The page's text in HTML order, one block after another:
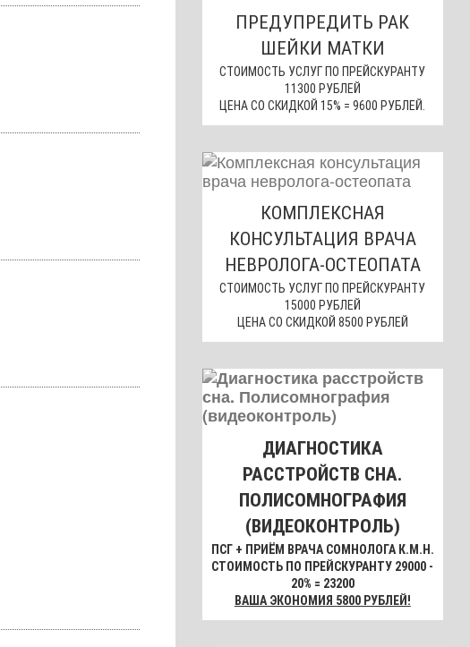
ПРЕДУПРЕДИТЬ РАК
ШЕЙКИ МАТКИ
СТОИМОСТЬ УСЛУГ ПО ПРЕЙСКУРАНТУ
11300 РУБЛЕЙ
ЦЕНА СО СКИДКОЙ 15% = 9600 РУБЛЕЙ.
КОМПЛЕКСНАЯ
КОНСУЛЬТАЦИЯ ВРАЧА
НЕВРОЛОГА-ОСТЕОПАТА
СТОИМОСТЬ УСЛУГ ПО ПРЕЙСКУРАНТУ
15000 РУБЛЕЙ
ЦЕНА СО СКИДКОЙ 8500 РУБЛЕЙ
ДИАГНОСТИКА
РАССТРОЙСТВ СНА.
ПОЛИСОМНОГРАФИЯ
(ВИДЕОКОНТРОЛЬ)
ПСГ + ПРИЁМ ВРАЧА СОМНОЛОГА К.М.Н.
СТОИМОСТЬ ПО ПРЕЙСКУРАНТУ 29000 -
20% = 23200
ВАША ЭКОНОМИЯ 5800 РУБЛЕЙ!